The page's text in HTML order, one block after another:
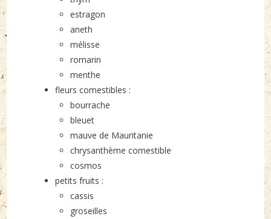
estragon
aneth
mélisse
romarin
menthe
fleurs comestibles :
bourrache
bleuet
mauve de Mauritanie
chrysanthème comestible
cosmos
petits fruits :
cassis
groseilles